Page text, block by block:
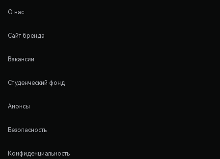
О нас
Сайт бренда
Вакансии
Студенческий фонд
Анонсы
Безопасность
Конфиденциальность